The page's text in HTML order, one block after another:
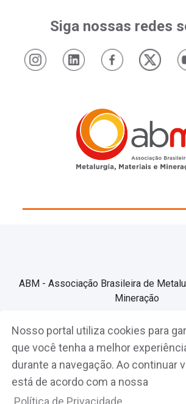
Nosso portal utiliza cookies para
que você tenha a melhor
durante a navegação. Ao continuar
está de acordo com a nossa
Política de Privacidade.
Siga nossas redes
ABM - Associação Brasileira de
Mineração
Associe-se
Fazer Login